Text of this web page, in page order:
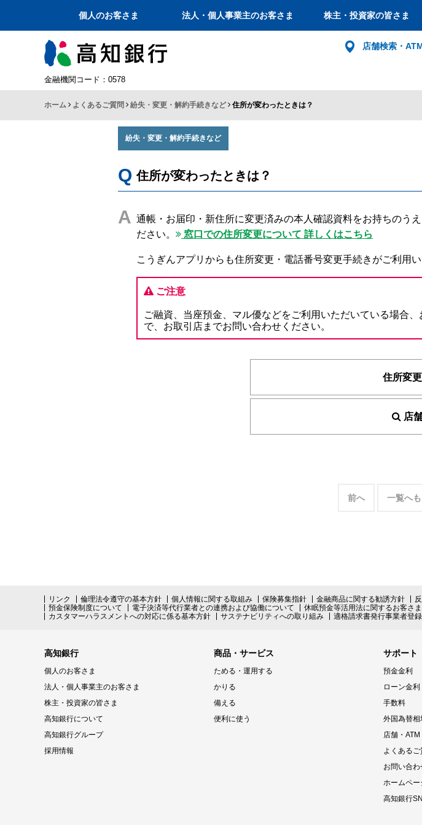
個人のお客さま 法人・個人事業主のお客さま 株主・投資家の皆さま
金融機関コード：0578
店舗検索・ATM
ホーム よくあるご質問 紛失・変更・解約手続きなど 住所が変わったときは？
紛失・変更・解約手続きなど
住所が変わったときは？
通帳・お届印・新住所に変更済みの本人確認資料をお持ちのう
ださい。
窓口での住所変更について 詳しくはこちら
こうぎんアプリからも住所変更・電話番号変更手続きがご利用
ご注意
ご融資、当座預金、マル優などをご利用いただいている場合
で、お取引店までお問い合わせください。
住所変
店
前へ 一覧へ
リンク 倫理法令遵守の基本方針 個人情報に関する取組み 保険募集指針 金融商品に関する勧誘方針
預金保険制度について
電子決済等代行業者との連携および協働について 休眠預金等活用法に関するお客さ
カスタマーハラスメントへの対応に係る基本方針
サステナビリティへの取り組み 適格請求書発行事業者登
高知銀行
個人のお客さま
法人・個人事業主のお客さま
株主・投資家の皆さま
高知銀行について
高知銀行グループ
採用情報
商品・サービス
ためる・運用する
かりる
備える
便利に使う
サポート
預金金利
ローン金利
手数料
外国為替相
店舗・ATM
よくあるご
お問い合わ
ホームペー
高知銀行